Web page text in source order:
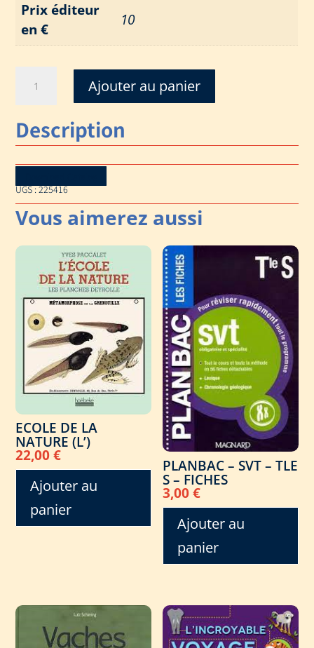
Prix éditeur
en €
10
CHACUN
CHEZ
SOI
Ajouter au panier
Description
UGS :225416
ECOLE DE LA
NATURE (L’)
22,00€
Ajouter au
panier
PLANBAC – SVT – TLE
S – FICHES
3,00€
Ajouter au
panier